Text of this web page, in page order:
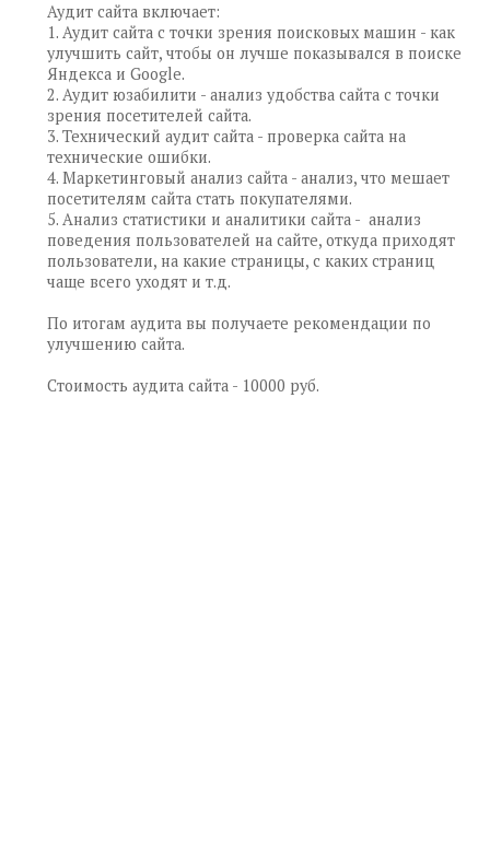
Аудит сайта включает:
1. Аудит сайта с точки зрения поисковых машин - как
улучшить сайт, чтобы он лучше показывался в поиске
Яндекса и Google.
2. Аудит юзабилити - анализ удобства сайта с точки
зрения посетителей сайта.
3. Технический аудит сайта - проверка сайта на
технические ошибки.
4. Маркетинговый анализ сайта - анализ, что мешает
посетителям сайта стать покупателями.
5. Анализ статистики и аналитики сайта - анализ
поведения пользователей на сайте, откуда приходят
пользователи, на какие страницы, с каких страниц
чаще всего уходят и т.д.
По итогам аудита вы получаете рекомендации по
улучшению сайта.
Стоимость аудита сайта - 10000 руб.